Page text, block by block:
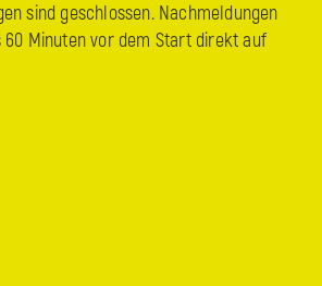
sind geschlossen. Nachmeldungen
60 Minuten vor dem Start direkt auf